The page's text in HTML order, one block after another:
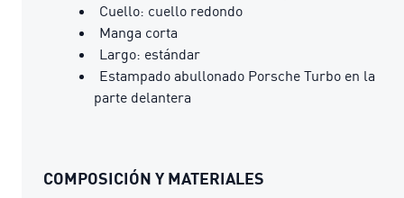
Cuello: cuello redondo
Manga corta
Largo: estándar
Estampado abullonado Porsche Turbo en la
parte delantera
COMPOSICIÓN Y MATERIALES